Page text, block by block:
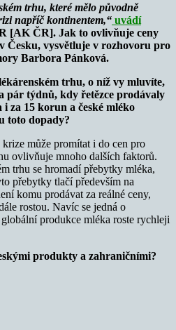
trhu, které mělo původně
napříč kontinentem,“ uvádí
[AK ČR]. Jak to ovlivňuje ceny
Česku, vysvětluje v rozhovoru pro
Barbora Pánková.
trhu, o níž vy mluvíte,
pár týdnů, kdy řetězce prodávaly
za 15 korun a české mléko
toto dopady?
může promítat i do cen pro
ovlivňuje mnoho dalších faktorů.
trhu se hromadí přebytky mléka,
přebytky tlačí především na
komu prodávat za reálné ceny,
rostou. Navíc se jedná o
produkce mléka roste rychleji
produkty a zahraničními?